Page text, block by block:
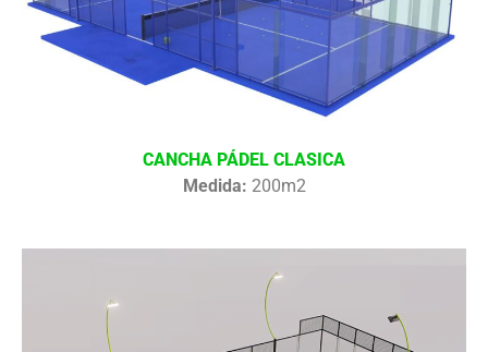
CANCHA PÁDEL CLASICA
Medida: 200m2